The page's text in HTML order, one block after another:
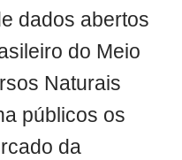
dados abertos
do Meio
Naturais
públicos os
da